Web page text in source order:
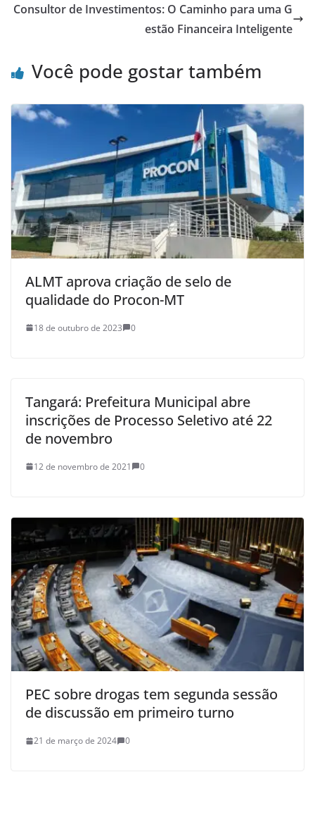
Consultor de Investimentos: O Caminho para uma G
estão Financeira Inteligente
Você pode gostar também
ALMT aprova criação de selo de
qualidade do Procon-MT
18 de outubro de 2023 0
Tangará: Prefeitura Municipal abre
inscrições de Processo Seletivo até 22
de novembro
12 de novembro de 2021 0
PEC sobre drogas tem segunda sessão
de discussão em primeiro turno
21 de março de 2024 0